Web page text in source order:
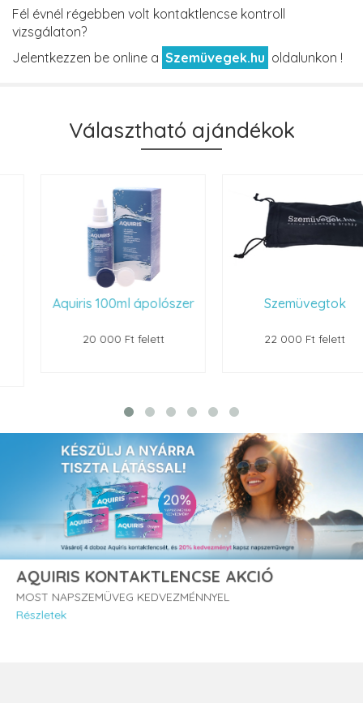
Fél évnél régebben volt kontaktlencse kontroll
vizsgálaton?
Jelentkezzen be online a Szemüvegek.hu oldalunkon !
Választható ajándékok
Aquiris 100ml ápolószer
20 000 Ft felett
Szemüvegtok
22 000 Ft felett
AQUIRIS KONTAKTLENCSE AKCIÓ
MOST NAPSZEMÜVEG KEDVEZMÉNNYEL
Részletek